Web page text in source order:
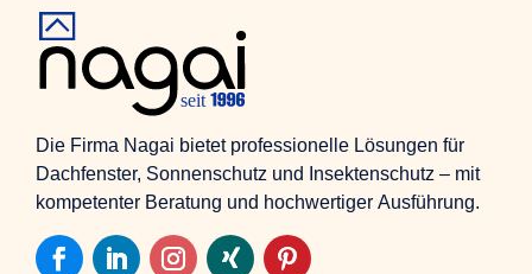
Die Firma Nagai bietet professionelle Lösungen für
Dachfenster, Sonnenschutz und Insektenschutz – mit
kompetenter Beratung und hochwertiger Ausführung.